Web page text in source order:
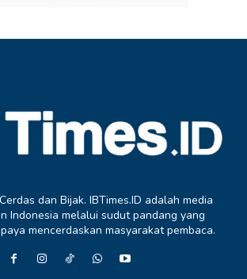
dan Bijak. IBTimes.ID adalah media
Indonesia melalui sudut pandang yang
mencerdaskan masyarakat pembaca.